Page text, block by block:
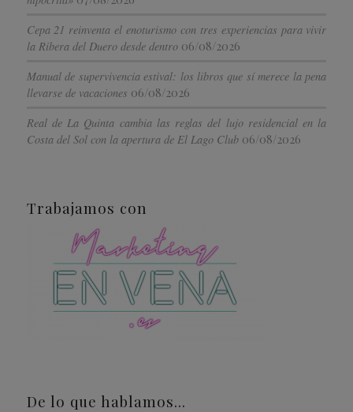
Cepa 21 reinventa el enoturismo con tres experiencias para vivir
la Ribera del Duero desde dentro 06/08/2026
Manual de supervivencia estival: los libros que sí merece la pena
llevarse de vacaciones 06/08/2026
Real de La Quinta cambia las reglas del lujo residencial en la
Costa del Sol con la apertura de El Lago Club 06/08/2026
Trabajamos con
De lo que hablamos…